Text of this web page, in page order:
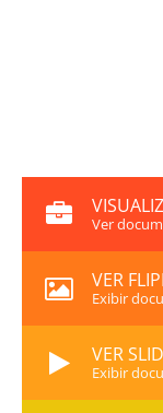
Ver
VER
Exibir
VER
Exibir